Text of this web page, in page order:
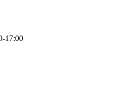
17:00